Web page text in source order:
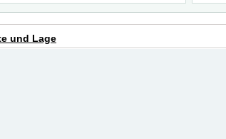
und Lage